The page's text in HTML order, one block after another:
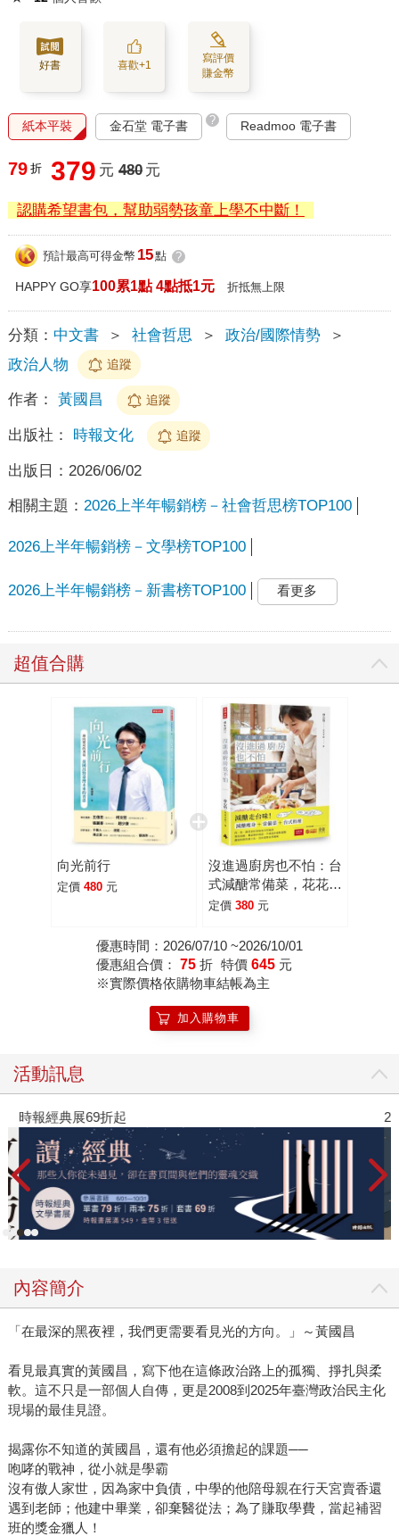
好書 喜歡+1
寫評價
賺金幣
紙本平裝 金石堂 電子書 ? Readmoo 電子書
79 折 379 元 480 元
認購希望書包，幫助弱勢孩童上學不中斷！
預計最高可得金幣 15點 ?
HAPPY GO享100累1點 4點抵1元 折抵無上限
分類： 中文書 ＞ 社會哲思 ＞ 政治/國際情勢
＞
政治人物
追蹤
作者： 黃國昌 追蹤
出版社： 時報文化 追蹤
出版日： 2026/06/02
相關主題： 2026上半年暢銷榜－社會哲思榜TOP100
2026上半年暢銷榜－文學榜TOP100
2026上半年暢銷榜－新書榜TOP100 看更多
超值合購
向光前行
定價 480 元
沒進過廚房也不怕：台
式減醣常備菜，花花老
師教你用10分鐘搞定
定價 380 元
優惠時間：2026/07/10 ~2026/10/01
優惠組合價： 75 折 特價 645 元
※實際價格依購物車結帳為主
加入購物車
活動訊息
時報經典展69折起
內容簡介
「在最深的黑夜裡，我們更需要看見光的方向。」～黃國昌
看見最真實的黃國昌，寫下他在這條政治路上的孤獨、掙扎與柔
軟。這不只是一部個人自傳，更是2008到2025年臺灣政治民主化
現場的最佳見證。
揭露你不知道的黃國昌，還有他必須擔起的課題──
咆哮的戰神，從小就是學霸
沒有傲人家世，因為家中負債，中學的他陪母親在行天宮賣香還
遇到老師；他建中畢業，卻棄醫從法；為了賺取學費，當起補習
班的獎金獵人！